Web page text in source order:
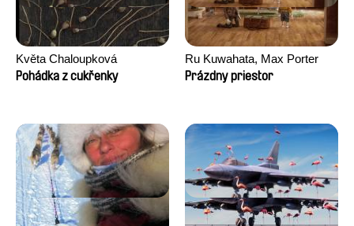
Květa Chaloupková
(Přibylová)
Pohádka z cukřenky
Ru Kuwahata, Max Porter
Prázdny priestor